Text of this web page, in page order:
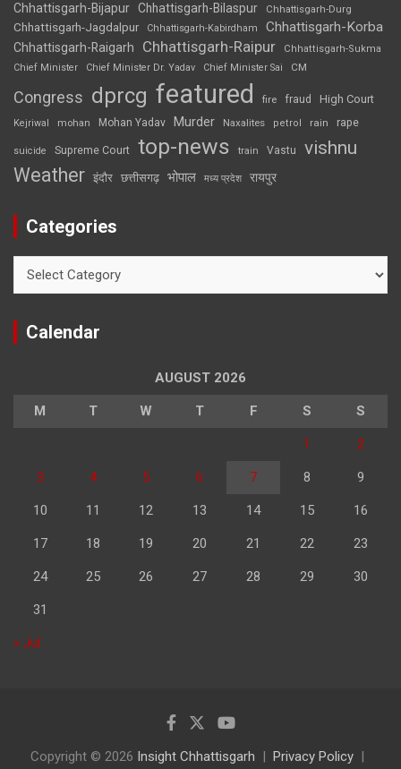
Chhattisgarh-Bijapur Chhattisgarh-Bilaspur Chhattisgarh-Durg
Chhattisgarh-Jagdalpur Chhattisgarh-Kabirdham Chhattisgarh-Korba
Chhattisgarh-Raigarh Chhattisgarh-Raipur
Chhattisgarh-Sukma
Chief Minister
Chief Minister Dr. Yadav Chief Minister Sai CM
Congress dprcg featured fire fraud High Court
Kejriwal mohan Mohan Yadav Murder Naxalites petrol rain rape
suicide Supreme Court top-news train Vastu vishnu
Weather इंदौर छत्तीसगढ़ भोपाल मध्य प्रदेश रायपुर
Categories
Calendar
AUGUST 2026
M T W T F S S
1 2
3 4 5 6 7 8 9
10 11 12 13 14 15 16
17 18 19 20 21 22 23
24 25 26 27 28 29 30
31
« Jul
Copyright © 2026 Insight Chhattisgarh Privacy Policy